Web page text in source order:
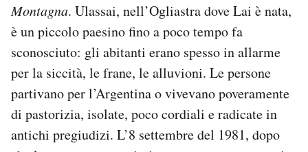
Montagna. Ulassai, nell’Ogliastra dove Lai è nata,
è un piccolo paesino fino a poco tempo fa
sconosciuto: gli abitanti erano spesso in allarme
per la siccità, le frane, le alluvioni. Le persone
partivano per l’Argentina o vivevano poveramente
di pastorizia, isolate, poco cordiali e radicate in
antichi pregiudizi. L’8 settembre del 1981, dopo